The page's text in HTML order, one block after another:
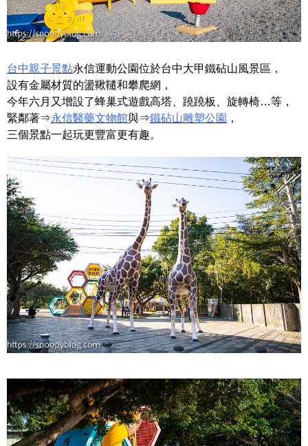
台中親子景點永信運動公園位於台中大甲鐵砧山風景區，
設有金屬材質的盪鞦韆和攀爬網，
今年六月又增設了蜂巢式遊戲高塔、蹺蹺板、旋轉椅…等，
緊鄰著⇒永信醫藥文物館與⇒鐵砧山雕塑公園 ，
三個景點一起玩更豐富更有趣。